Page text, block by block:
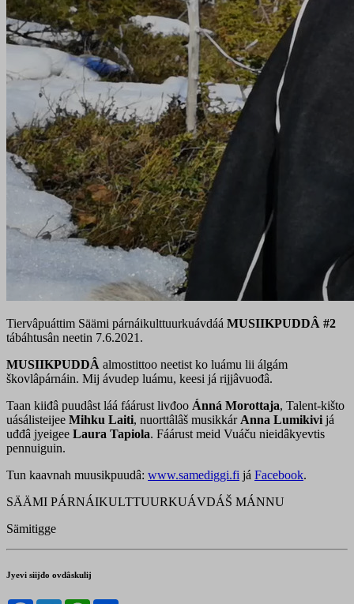
Tiervâpuáttim Säämi párnáikulttuurkuávdáá MUSIIKPUDDÂ #2
tábáhtusân neetin 7.6.2021.
MUSIIKPUDDÂ almostittoo neetist ko luámu lii álgám
škovlâpárnáin. Mij ávudep luámu, keesi já rijjâvuođâ.
Taan kiiđâ puudâst láá fáárust livđoo Ánná Morottaja, Talent-kišto
uásálisteijee Mihku Laiti, nuorttâlâš musikkár Anna Lumikivi já
uđđâ jyeigee Laura Tapiola. Fáárust meid Vuáču nieidâkyevtis
pennuiguin.
Tun kaavnah muusikpuudâ: www.samediggi.fi já Facebook.
SÄÄMI PÁRNÁIKULTTUURKUÁVDÁŠ MÁNNU
Sämitigge
Jyevi siijđo ovdâskulij